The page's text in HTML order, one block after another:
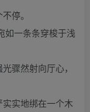
停。
一条条穿梭于浅
骤然射向厅心，
实地绑在一个木